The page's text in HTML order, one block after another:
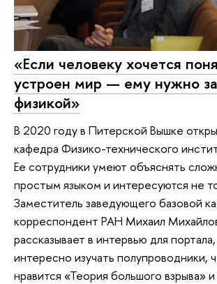
«Если человеку хочется
устроен мир — ему нужно
физикой»
В 2020 году в Питерской Вышке
кафедра Физико-технического
Ее сотрудники умеют объяснять
простым языком и интересуются не
Заместитель заведующего базовой
корреспондент РАН Михаил
рассказывает в интервью для
интересно изучать полупроводники,
нравится «Теория большого взрыва»